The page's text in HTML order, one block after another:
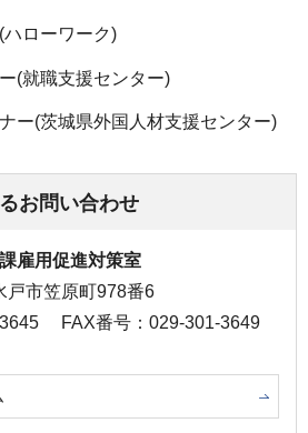
ローワーク)
(就職支援センター)
ー(茨城県外国人材支援センター)
お問い合わせ
雇用促進対策室
戸市笠原町978番6
FAX番号：029-301-3649